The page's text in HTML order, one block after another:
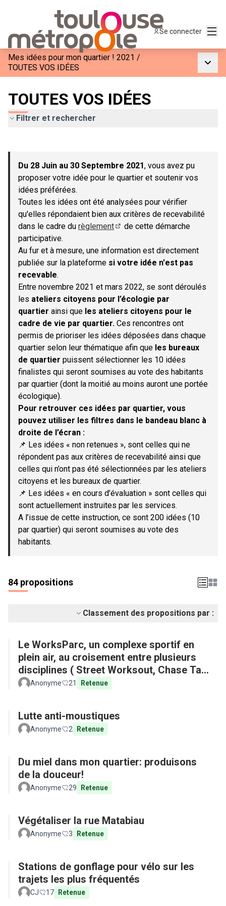
Se connecter
Mes idées pour mon quartier ! 2021 /
TOUTES VOS IDÉES
TOUTES VOS IDÉES
Filtrer et rechercher
−
Du 28 Juin au 30 Septembre 2021, vous avez pu
proposer votre idée pour le quartier et soutenir vos
idées préférées.
Toutes les idées ont été analysées pour vérifier
qu'elles répondaient bien aux critères de recevabilité
dans le cadre du règlement
de cette démarche
participative.
Au fur et à mesure, une information est directement
publiée sur la plateforme si votre idée n'est pas
recevable.
Entre novembre 2021 et mars 2022, se sont déroulés
les ateliers citoyens pour l’écologie par
quartier ainsi que les ateliers citoyens pour le
cadre de vie par quartier. Ces rencontres ont
permis de prioriser les idées déposées dans chaque
quartier selon leur thématique afin que les bureaux
de quartier puissent sélectionner les 10 idées
finalistes qui seront soumises au vote des habitants
par quartier (dont la moitié au moins auront une portée
écologique).
Pour retrouver ces idées par quartier, vous
pouvez utiliser les filtres dans le bandeau blanc à
droite de l’écran :
📌 Les idées « non retenues », sont celles qui ne
répondent pas aux critères de recevabilité ainsi que
celles qui n’ont pas été sélectionnées par les ateliers
citoyens et les bureaux de quartier.
📌 Les idées « en cours d’évaluation » sont celles qui
sont actuellement instruites par les services.
A l’issue de cette instruction, ce sont 200 idées (10
par quartier) qui seront soumises au vote des
habitants.
84 propositions
Classement des propositions par :
Le WorksParc, un complexe sportif en
plein air, au croisement entre plusieurs
disciplines ( Street Worksout, Chase Tag,
Parkour)
Anonyme 21 Retenue
Lutte anti-moustiques
Anonyme 2 Retenue
Du miel dans mon quartier: produisons
de la douceur!
Anonyme 29 Retenue
Végétaliser la rue Matabiau
Anonyme 3 Retenue
Stations de gonflage pour vélo sur les
trajets les plus fréquentés
CJ 17 Retenue